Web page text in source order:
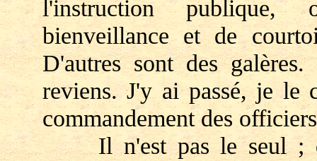
l'instruction publique,
bienveillance et de
D'autres sont des
reviens. J'y ai passé, je le
commandement des
Il n'est pas le seul ;